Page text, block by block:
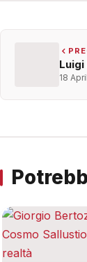
Luigi
18